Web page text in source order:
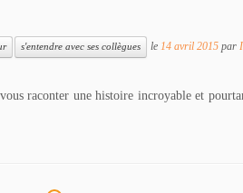
s'entendre avec ses collègues le 14 avril 2015 par
une histoire incroyable et